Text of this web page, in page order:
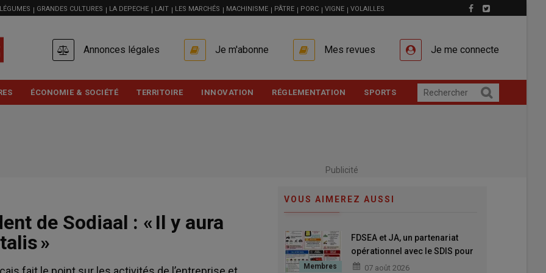
GRANDES CULTURES LA DEPECHE LAIT LES MARCHÉS MACHINISME PÂTRE PORC VIGNE VOLAILLES
ACCOUNT
Annonces légales Je m'abonne Mes revues Je me connecte
ÉCONOMIE & SOCIÉTÉ TERRITOIRE INNOVATION RÉGLEMENTATION SPORTS
Publicité
de Sodiaal : « Il y aura
»
VOUS AIMEREZ AUSSI
FDSEA et JA, un partenariat
opérationnel avec le SDIS pour
mieux anticiper et mieux réagir
07 août 2026